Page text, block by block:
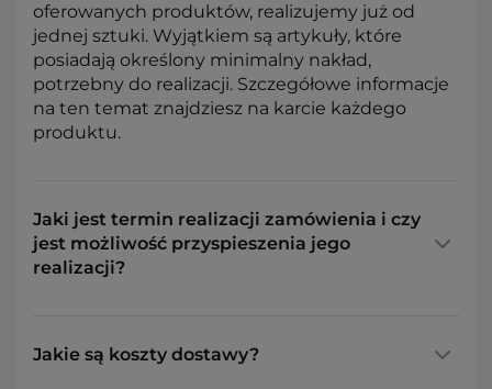
oferowanych produktów, realizujemy już od
jednej sztuki. Wyjątkiem są artykuły, które
posiadają określony minimalny nakład,
potrzebny do realizacji. Szczegółowe informacje
na ten temat znajdziesz na karcie każdego
produktu.
Jaki jest termin realizacji zamówienia i czy
jest możliwość przyspieszenia jego
realizacji?
Jakie są koszty dostawy?